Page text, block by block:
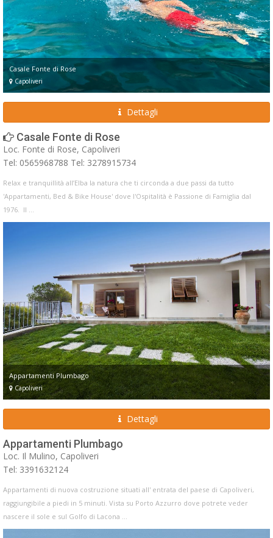
Casale Fonte di Rose
Capoliveri
Dettagli
Casale Fonte di Rose
Loc. Fonte di Rose, Capoliveri
Tel: 0565968788 Tel: 3278915734
Relax e tranquillità all’Elba la natura che ti circonda a due passi da tutto
'Appartamenti, Bed & Bike House' dove l'Ospitalità è Passione di Famiglia dal
1976. Il ...
Appartamenti Plumbago
Capoliveri
Dettagli
Appartamenti Plumbago
Loc. Il Mulino, Capoliveri
Tel: 3391632124
Appartamenti di nuova costruzione situati all' entrata del paese di Capoliveri,
raggiungibile a piedi in 5 minuti. Vista su Porto Azzurro dove potrete veder
nascere il sole e sul Golfo di Lacona ...